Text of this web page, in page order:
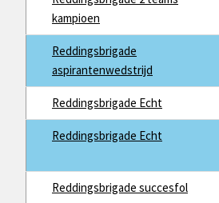
kampioen
Reddingsbrigade
aspirantenwedstrijd
Reddingsbrigade Echt
Reddingsbrigade Echt
Reddingsbrigade succesfol